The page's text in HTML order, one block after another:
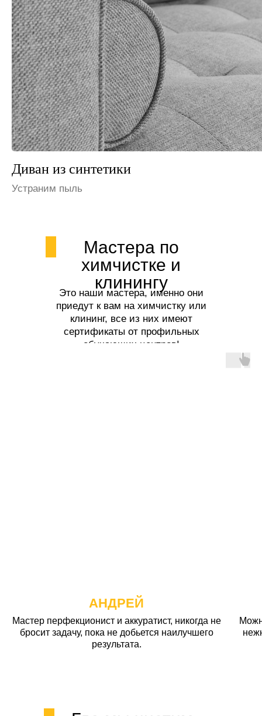
Диван из флока
Избавим от запаха мочи
Мастера по
химчистке и
клинингу
Это наши мастера, именно они
приедут к вам на химчистку или
клининг, все из них имеют
сертификаты от профильных
обучающих центров!
АНДРЕЙ
Мастер перфекционист и аккуратист, никогда не
бросит задачу, пока не добьется наилучшего
результата.